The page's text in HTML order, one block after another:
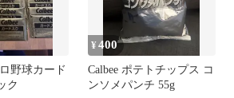
野球カード
ク
¥400
Calbee ポテトチップス コ
ンソメパンチ 55g